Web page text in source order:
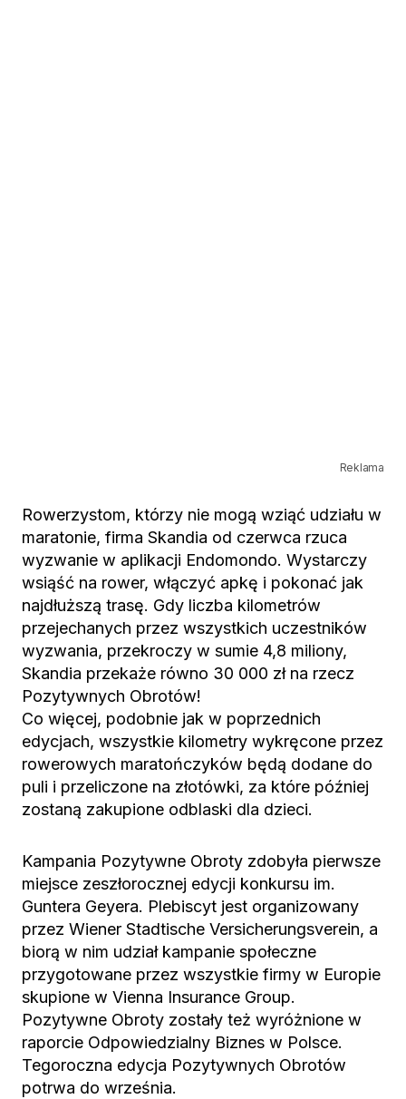
Reklama
Rowerzystom, którzy nie mogą wziąć udziału w
maratonie, firma Skandia od czerwca rzuca
wyzwanie w aplikacji Endomondo. Wystarczy
wsiąść na rower, włączyć apkę i pokonać jak
najdłuższą trasę. Gdy liczba kilometrów
przejechanych przez wszystkich uczestników
wyzwania, przekroczy w sumie 4,8 miliony,
Skandia przekaże równo 30 000 zł na rzecz
Pozytywnych Obrotów!
Co więcej, podobnie jak w poprzednich
edycjach, wszystkie kilometry wykręcone przez
rowerowych maratończyków będą dodane do
puli i przeliczone na złotówki, za które później
zostaną zakupione odblaski dla dzieci.
Kampania Pozytywne Obroty zdobyła pierwsze
miejsce zeszłorocznej edycji konkursu im.
Guntera Geyera. Plebiscyt jest organizowany
przez Wiener Stadtische Versicherungsverein, a
biorą w nim udział kampanie społeczne
przygotowane przez wszystkie firmy w Europie
skupione w Vienna Insurance Group.
Pozytywne Obroty zostały też wyróżnione w
raporcie Odpowiedzialny Biznes w Polsce.
Tegoroczna edycja Pozytywnych Obrotów
potrwa do września.